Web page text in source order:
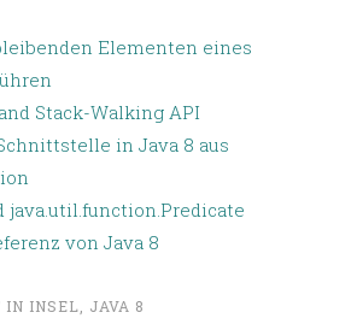
Elementen eines
Stack-Walking API
in Java 8 aus
java.util.function.Predicate
von Java 8
IN INSEL JAVA 8